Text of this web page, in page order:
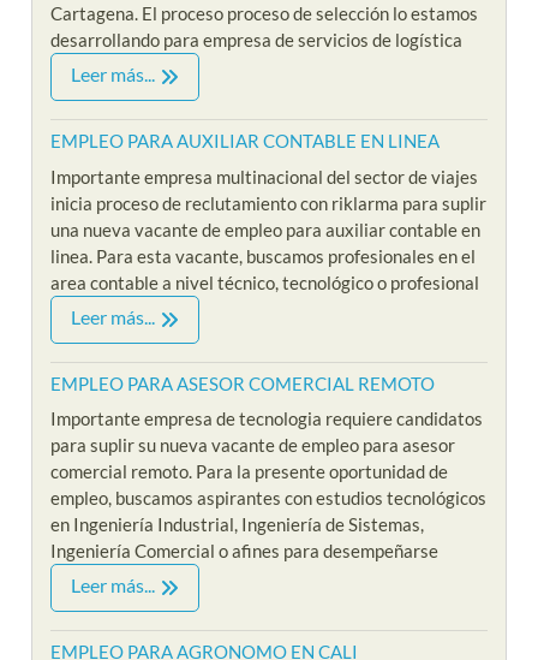
Cartagena. El proceso proceso de selección lo estamos
desarrollando para empresa de servicios de logística
Leer más...
EMPLEO PARA AUXILIAR CONTABLE EN LINEA
Importante empresa multinacional del sector de viajes
inicia proceso de reclutamiento con riklarma para suplir
una nueva vacante de empleo para auxiliar contable en
linea. Para esta vacante, buscamos profesionales en el
area contable a nivel técnico, tecnológico o profesional
Leer más...
EMPLEO PARA ASESOR COMERCIAL REMOTO
Importante empresa de tecnologia requiere candidatos
para suplir su nueva vacante de empleo para asesor
comercial remoto. Para la presente oportunidad de
empleo, buscamos aspirantes con estudios tecnológicos
en Ingeniería Industrial, Ingeniería de Sistemas,
Ingeniería Comercial o afines para desempeñarse
Leer más...
EMPLEO PARA AGRONOMO EN CALI